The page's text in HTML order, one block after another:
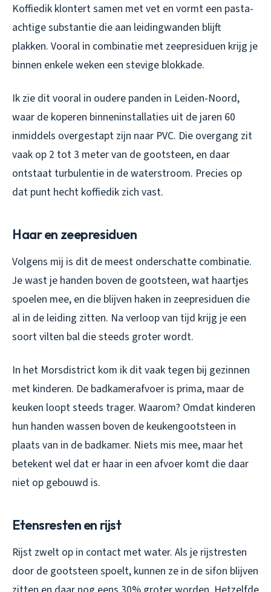
Koffiedik klontert samen met vet en vormt een pasta-
achtige substantie die aan leidingwanden blijft
plakken. Vooral in combinatie met zeepresiduen krijg je
binnen enkele weken een stevige blokkade.
Ik zie dit vooral in oudere panden in Leiden-Noord,
waar de koperen binneninstallaties uit de jaren 60
inmiddels overgestapt zijn naar PVC. Die overgang zit
vaak op 2 tot 3 meter van de gootsteen, en daar
ontstaat turbulentie in de waterstroom. Precies op
dat punt hecht koffiedik zich vast.
Haar en zeepresiduen
Volgens mij is dit de meest onderschatte combinatie.
Je wast je handen boven de gootsteen, wat haartjes
spoelen mee, en die blijven haken in zeepresiduen die
al in de leiding zitten. Na verloop van tijd krijg je een
soort vilten bal die steeds groter wordt.
In het Morsdistrict kom ik dit vaak tegen bij gezinnen
met kinderen. De badkamerafvoer is prima, maar de
keuken loopt steeds trager. Waarom? Omdat kinderen
hun handen wassen boven de keukengootsteen in
plaats van in de badkamer. Niets mis mee, maar het
betekent wel dat er haar in een afvoer komt die daar
niet op gebouwd is.
Etensresten en rijst
Rijst zwelt op in contact met water. Als je rijstresten
door de gootsteen spoelt, kunnen ze in de sifon blijven